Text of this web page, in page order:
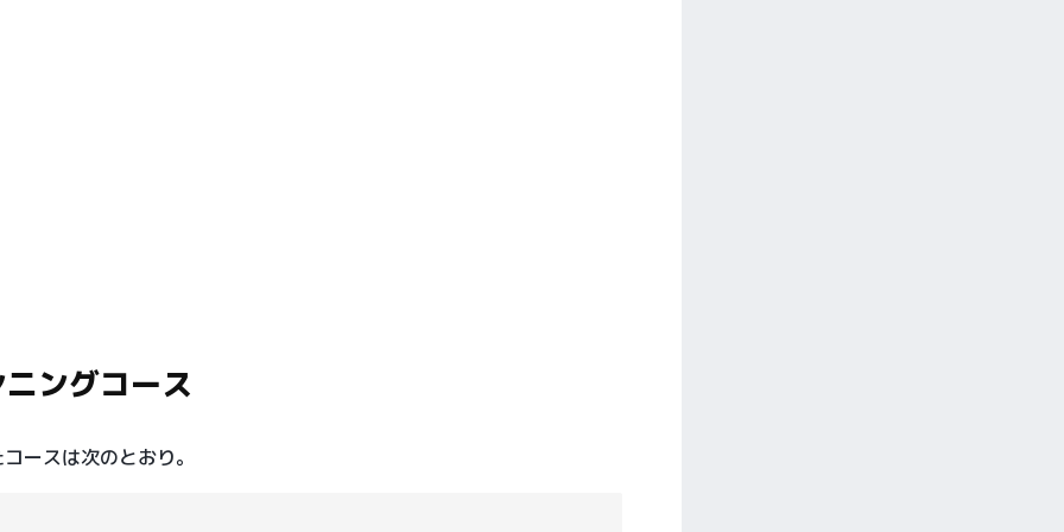
ングコース
ースは次のとおり。